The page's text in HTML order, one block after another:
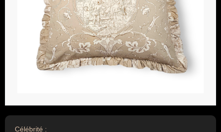
Célébrité :